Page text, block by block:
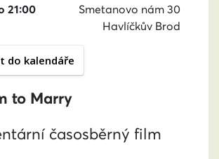
21:00
Smetanovo nám 30
Havlíčkův Brod
do kalendáře
to Marry
časosběrný film